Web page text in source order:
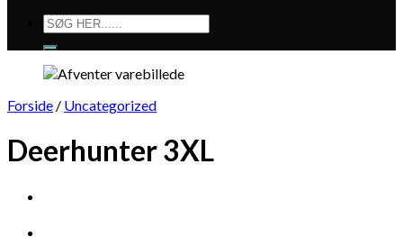
Søg
efter:
Forside / Uncategorized
Deerhunter 3XL